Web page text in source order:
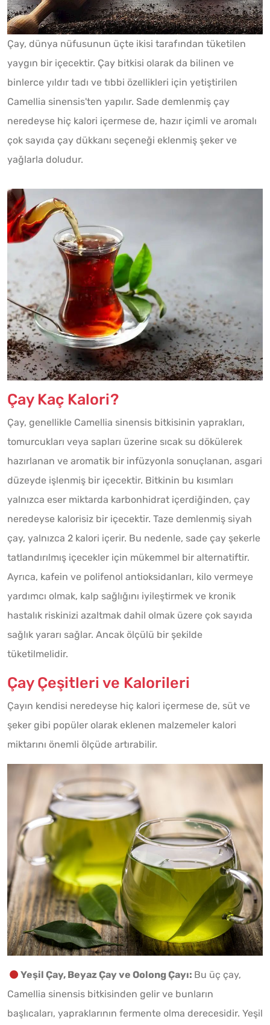
Çay, dünya nüfusunun üçte ikisi tarafından tüketilen
yaygın bir içecektir. Çay bitkisi olarak da bilinen ve
binlerce yıldır tadı ve tıbbi özellikleri için yetiştirilen
Camellia sinensis'ten yapılır. Sade demlenmiş çay
neredeyse hiç kalori içermese de, hazır içimli ve aromalı
çok sayıda çay dükkanı seçeneği eklenmiş şeker ve
yağlarla doludur.
Çay Kaç Kalori?
Çay, genellikle Camellia sinensis bitkisinin yaprakları,
tomurcukları veya sapları üzerine sıcak su dökülerek
hazırlanan ve aromatik bir infüzyonla sonuçlanan, asgari
düzeyde işlenmiş bir içecektir. Bitkinin bu kısımları
yalnızca eser miktarda karbonhidrat içerdiğinden, çay
neredeyse kalorisiz bir içecektir. Taze demlenmiş siyah
çay, yalnızca 2 kalori içerir. Bu nedenle, sade çay şekerle
tatlandırılmış içecekler için mükemmel bir alternatiftir.
Ayrıca, kafein ve polifenol antioksidanları, kilo vermeye
yardımcı olmak, kalp sağlığını iyileştirmek ve kronik
hastalık riskinizi azaltmak dahil olmak üzere çok sayıda
sağlık yararı sağlar. Ancak ölçülü bir şekilde
tüketilmelidir.
Çay Çeşitleri ve Kalorileri
Çayın kendisi neredeyse hiç kalori içermese de, süt ve
şeker gibi popüler olarak eklenen malzemeler kalori
miktarını önemli ölçüde artırabilir.
Yeşil Çay, Beyaz Çay ve Oolong Çayı: Bu üç çay,
Camellia sinensis bitkisinden gelir ve bunların
başlıcaları, yapraklarının fermente olma derecesidir. Yeşil